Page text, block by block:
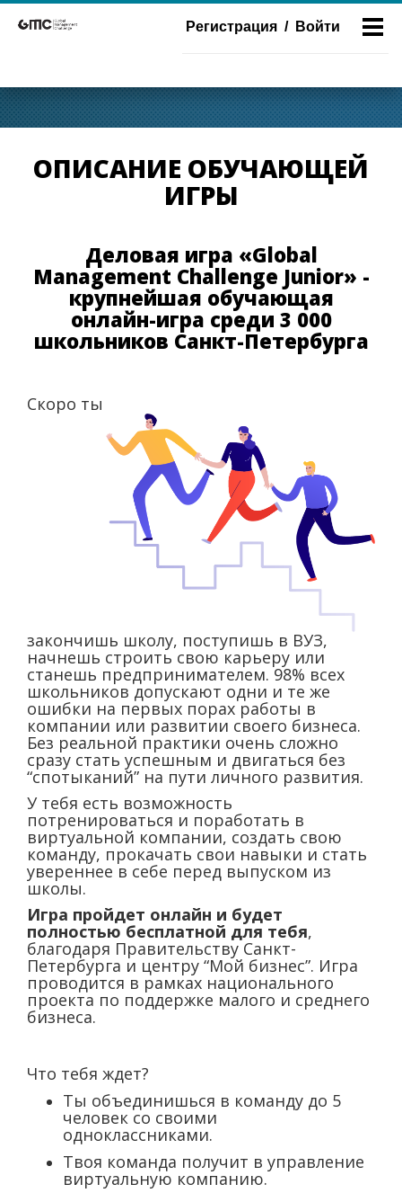
Регистрация / Войти
ОПИСАНИЕ ОБУЧАЮЩЕЙ
ИГРЫ
Деловая игра «Global
Management Challenge Junior» -
крупнейшая обучающая
онлайн-игра среди 3 000
школьников Санкт-Петербурга
Скоро ты
закончишь школу, поступишь в ВУЗ,
начнешь строить свою карьеру или
станешь предпринимателем. 98% всех
школьников допускают одни и те же
ошибки на первых порах работы в
компании или развитии своего бизнеса.
Без реальной практики очень сложно
сразу стать успешным и двигаться без
“спотыканий” на пути личного развития.
У тебя есть возможность
потренироваться и поработать в
виртуальной компании, создать свою
команду, прокачать свои навыки и стать
увереннее в себе перед выпуском из
школы.
Игра пройдет онлайн и будет
полностью бесплатной для тебя,
благодаря Правительству Санкт-
Петербурга и центру “Мой бизнес”. Игра
проводится в рамках национального
проекта по поддержке малого и среднего
бизнеса.
Что тебя ждет?
Ты объединишься в команду до 5
человек со своими
одноклассниками.
Твоя команда получит в управление
виртуальную компанию.